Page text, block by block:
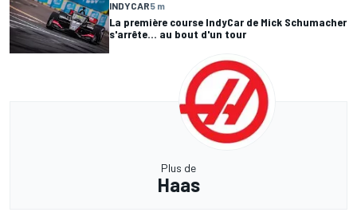
INDYCAR5 m
La première course IndyCar de Mick Schumacher
s'arrête... au bout d'un tour
Plus de
Haas